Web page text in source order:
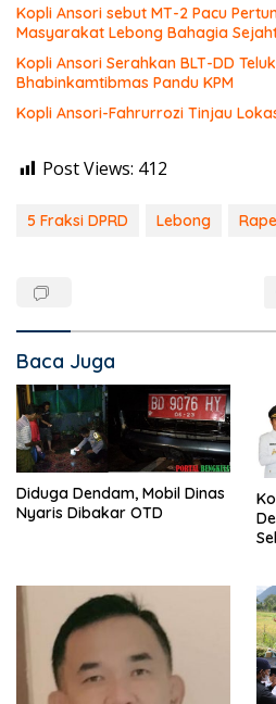
Kopli Ansori sebut MT-2 Pacu
Masyarakat Lebong Bahagia
Kopli Ansori Serahkan BLT-DD
Bhabinkamtibmas Pandu KPM
Kopli Ansori-Fahrurrozi Tinjau
Post Views: 412
5 Fraksi DPRD Lebong
Baca Juga
Diduga Dendam, Mobil Dinas
Nyaris Dibakar OTD